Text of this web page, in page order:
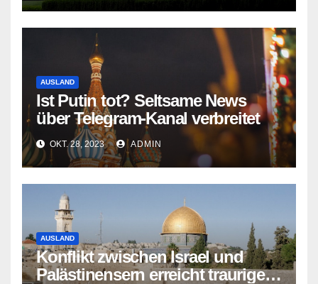
AUSLAND
Ist Putin tot? Seltsame News
über Telegram-Kanal verbreitet
OKT. 28, 2023 ADMIN
AUSLAND
Konflikt zwischen Israel und
Palästinensern erreicht traurigen